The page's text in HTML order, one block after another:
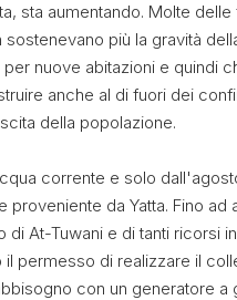
sta aumentando. Molte
più la gravità
nuove abitazioni e quindi
anche al di fuori dei
della popolazione.
corrente e solo
da Yatta. Fino ad
At-Tuwani e di tanti ricorsi
permesso di realizzare il
con un generatore a